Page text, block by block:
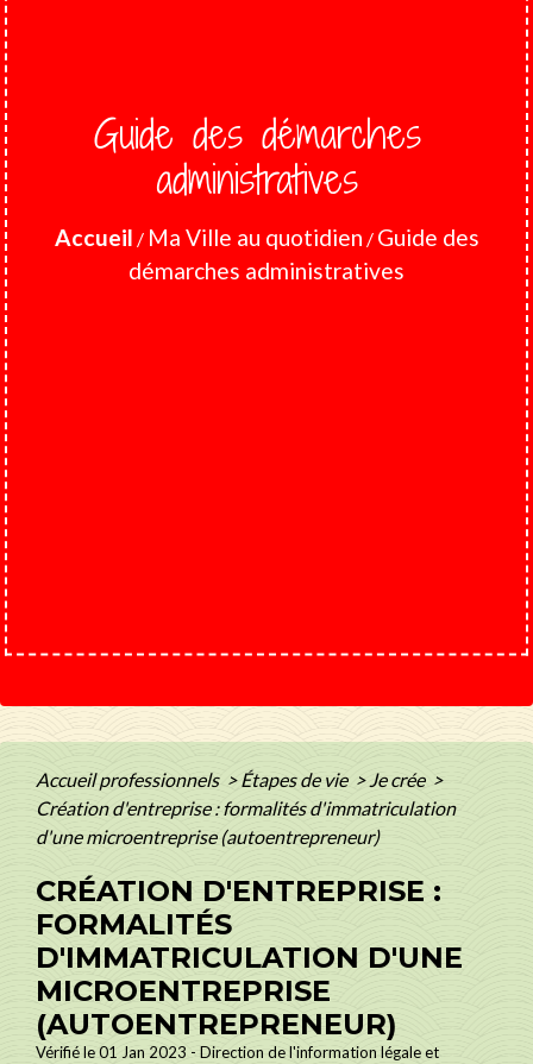
Guide des démarches
administratives
Accueil / Ma Ville au quotidien / Guide des
démarches administratives
Accueil professionnels > Étapes de vie > Je crée >
Création d'entreprise : formalités d'immatriculation
d'une microentreprise (autoentrepreneur)
CRÉATION D'ENTREPRISE :
FORMALITÉS
D'IMMATRICULATION D'UNE
MICROENTREPRISE
(AUTOENTREPRENEUR)
Vérifié le 01 Jan 2023 - Direction de l'information légale et